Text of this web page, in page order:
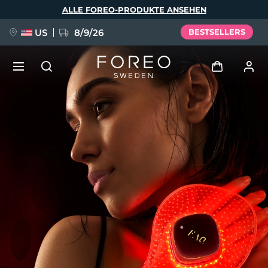
ALLE FOREO-PRODUKTE ANSEHEN
US 8/9/26 BESTSELLERS
Anmelden
Benutzerkonto
Meine Geräte
Meine Bestellungen
Meine Adressen
Meine Abonnements
FAQ™ Pure Beauty-Tech Elixir
BREAKING NEWS
issa™ Teeth Whitening Set
Sprache
Deutsch
Español
Italiano
Português
Svenska
Русский
Türkçe
简体中文 繁體中文